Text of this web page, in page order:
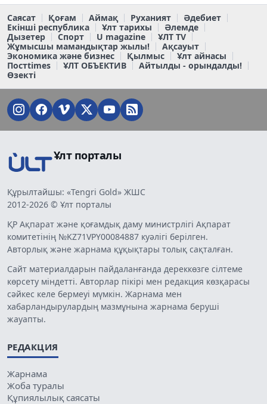
Саясат Қоғам Аймақ Руханият
Әдебиет
Екінші республика
Ұлт тарихы
Әлемде
Дызетер
Спорт U magazine
ҰЛТ TV
Жұмысшы мамандықтар жылы!
Ақсауыт
Экономика және бизнес
Қылмыс
Ұлт айнасы
Постtimes
ҰЛТ ОБЪЕКТИВ
Айтылды - орындалды!
Өзекті
Ұлт порталы
Құрылтайшы: «Tengri Gold» ЖШС
2012-2026 © Ұлт порталы
ҚР Ақпарат және қоғамдық даму министрлігі Ақпарат
комитетінің №KZ71VPY00084887 куәлігі берілген.
Авторлық және жарнама құқықтары толық сақталған.
Сайт материалдарын пайдаланғанда дереккөзге сілтеме
көрсету міндетті. Авторлар пікірі мен редакция көзқарасы
сәйкес келе бермеуі мүмкін. Жарнама мен
хабарландырулардың мазмұнына жарнама беруші
жауапты.
РЕДАКЦИЯ
Жарнама
Жоба туралы
Құпиялылық саясаты